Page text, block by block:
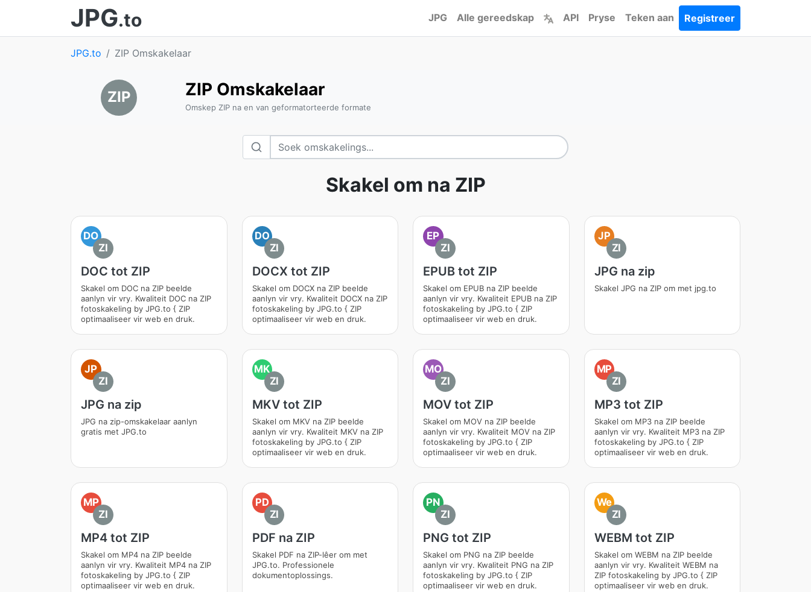
JPG.to JPG Alle gereedskap API Pryse Teken aan Registreer
JPG.to ZIP Omskakelaar
ZIP ZIP Omskakelaar
Omskep ZIP na en van geformatorteerde formate
Skakel om na ZIP
DO
ZI
DOC tot ZIP
Skakel om DOC na ZIP beelde
aanlyn vir vry. Kwaliteit DOC na ZIP
fotoskakeling by JPG.to { ZIP
optimaaliseer vir web en druk.
DO
ZI
DOCX tot ZIP
Skakel om DOCX na ZIP beelde
aanlyn vir vry. Kwaliteit DOCX na ZIP
fotoskakeling by JPG.to { ZIP
optimaaliseer vir web en druk.
EP
ZI
EPUB tot ZIP
Skakel om EPUB na ZIP beelde
aanlyn vir vry. Kwaliteit EPUB na ZIP
fotoskakeling by JPG.to { ZIP
optimaaliseer vir web en druk.
JP
ZI
JPG na zip
Skakel JPG na ZIP om met jpg.to
JP
ZI
JPG na zip
JPG na zip-omskakelaar aanlyn
gratis met JPG.to
MK
ZI
MKV tot ZIP
Skakel om MKV na ZIP beelde
aanlyn vir vry. Kwaliteit MKV na ZIP
fotoskakeling by JPG.to { ZIP
optimaaliseer vir web en druk.
MO
ZI
MOV tot ZIP
Skakel om MOV na ZIP beelde
aanlyn vir vry. Kwaliteit MOV na ZIP
fotoskakeling by JPG.to { ZIP
optimaaliseer vir web en druk.
MP
ZI
MP3 tot ZIP
Skakel om MP3 na ZIP beelde
aanlyn vir vry. Kwaliteit MP3 na ZIP
fotoskakeling by JPG.to { ZIP
optimaaliseer vir web en druk.
MP
ZI
MP4 tot ZIP
Skakel om MP4 na ZIP beelde
aanlyn vir vry. Kwaliteit MP4 na ZIP
fotoskakeling by JPG.to { ZIP
optimaaliseer vir web en druk.
PD
ZI
PDF na ZIP
Skakel PDF na ZIP-lêer om met
JPG.to. Professionele
dokumentoplossings.
PN
ZI
PNG tot ZIP
Skakel om PNG na ZIP beelde
aanlyn vir vry. Kwaliteit PNG na ZIP
fotoskakeling by JPG.to { ZIP
optimaaliseer vir web en druk.
We
ZI
WEBM tot ZIP
Skakel om WEBM na ZIP beelde
aanlyn vir vry. Kwaliteit WEBM na
ZIP fotoskakeling by JPG.to { ZIP
optimaaliseer vir web en druk.